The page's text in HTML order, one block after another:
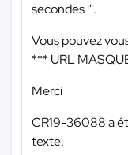
secondes !".
Vous pouvez
*** URL
Merci
CR19-36088 a
texte.